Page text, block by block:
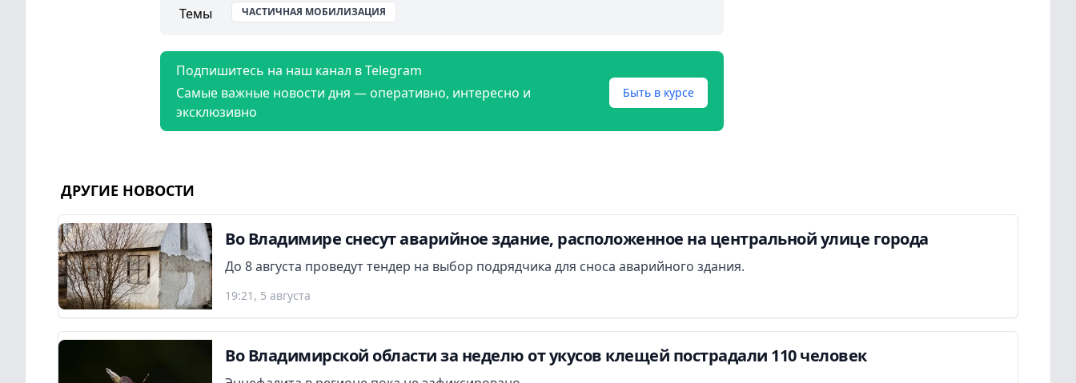
Темы ЧАСТИЧНАЯ МОБИЛИЗАЦИЯ
Подпишитесь на наш канал в Telegram
Самые важные новости дня — оперативно, интересно и
эксклюзивно
Быть в курсе
ДРУГИЕ НОВОСТИ
Во Владимире снесут аварийное здание, расположенное на центральной улице города
До 8 августа проведут тендер на выбор подрядчика для сноса аварийного здания.
19:21, 5 августа
Во Владимирской области за неделю от укусов клещей пострадали 110 человек